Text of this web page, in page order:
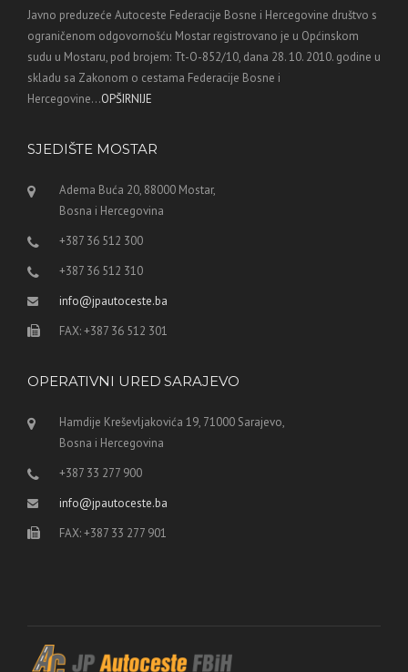
Javno preduzeće Autoceste Federacije Bosne i Hercegovine društvo s
ograničenom odgovornošću Mostar registrovano je u Općinskom
sudu u Mostaru, pod brojem: Tt-O-852/10, dana 28. 10. 2010. godine u
skladu sa Zakonom o cestama Federacije Bosne i
Hercegovine...OPŠIRNIJE
SJEDIŠTE MOSTAR
Adema Buća 20, 88000 Mostar,
Bosna i Hercegovina
+387 36 512 300
+387 36 512 310
info@jpautoceste.ba
FAX: +387 36 512 301
OPERATIVNI URED SARAJEVO
Hamdije Kreševljakovića 19, 71000 Sarajevo,
Bosna i Hercegovina
+387 33 277 900
info@jpautoceste.ba
FAX: +387 33 277 901